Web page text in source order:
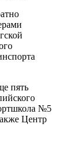
пять
№5
Центр